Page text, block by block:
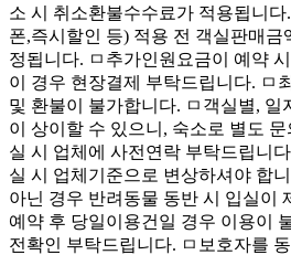
소 시 취소환불수수료가 적용됩니
폰,즉시할인 등) 적용 전 객실판매금
정됩니다. ㅁ추가인원요금이 예약
이 경우 현장결제 부탁드립니다. ㅁ
및 환불이 불가합니다. ㅁ객실별, 일
이 상이할 수 있으니, 숙소로 별도
실 시 업체에 사전연락 부탁드립니
실 시 업체기준으로 변상하셔야 합
아닌 경우 반려동물 동반 시 입실이
예약 후 당일이용건일 경우 이용이
전확인 부탁드립니다. ㅁ보호자를